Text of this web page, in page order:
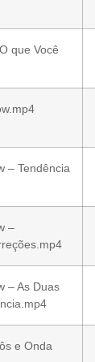
que Você
– Tendência
–
– As Duas
e Onda